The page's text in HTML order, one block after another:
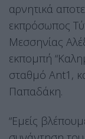
αρνητικά
εκπρόσωπος
Μεσσηνίας
εκπομπή
σταθμό Ant1,
Παπαδάκη.
“Εμείς